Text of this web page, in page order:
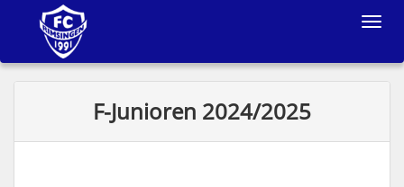
Toggle
F-Junioren 2024/2025